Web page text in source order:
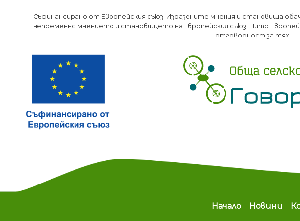
Съфинансирано от Европейския съюз. Изразените мнения и становища
непременно мнението и становището на Европейския съюз. Нито
отговорност за тях.
Main
Начало Новини